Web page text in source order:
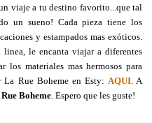
viaje a tu destino favorito...que tal
un sueno! Cada pieza tiene los
y estampados mas exóticos.
le encanta viajar a diferentes
los materiales mas hermosos para
La Rue Boheme en Esty: AQUI. A
Boheme . Espero que les guste!